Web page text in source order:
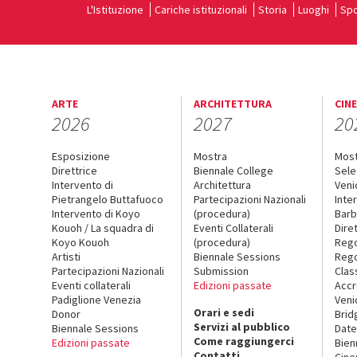
L'Istituzione Cariche istituzionali Storia Luoghi
ARTE
2026
Esposizione
Direttrice
Intervento di
Pietrangelo Buttafuoco
Intervento di Koyo
Kouoh / La squadra di
Koyo Kouoh
Artisti
Partecipazioni Nazionali
Eventi collaterali
Padiglione Venezia
Donor
Biennale Sessions
Edizioni passate
ARCHITETTURA
2027
Mostra
Biennale College
Architettura
Partecipazioni Nazionali
(procedura)
Eventi Collaterali
(procedura)
Biennale Sessions
Submission
Edizioni passate
Orari e sedi
Servizi al pubblico
Come raggiungerci